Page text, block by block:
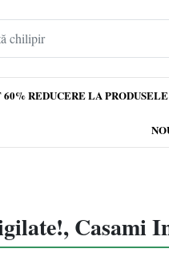
60% REDUCERE LA
Casami